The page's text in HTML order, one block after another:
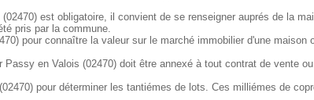
est obligatoire, il convient de se renseigner auprés de la
pris par la commune.
pour connaître la valeur sur le marché immobilier d'une
en Valois (02470) doit être annexé à tout contrat de vente
pour déterminer les tantiémes de lots. Ces milliémes de